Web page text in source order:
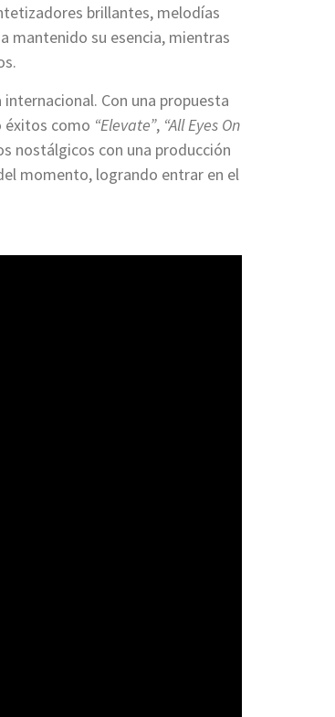
brillantes, melodías
mantenido su esencia, mientras
Con una propuesta
éxitos como “Elevate”, “All Eyes On
nostálgicos con una producción
momento, logrando entrar en el